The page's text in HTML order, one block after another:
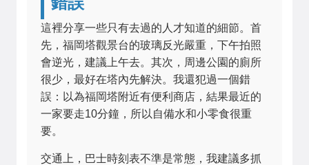
這裡分享一些只有去過的人才知道的細節。首
先，福岡塔觀景台的玻璃反光嚴重，下午拍照
會逆光，建議上午去。其次，周邊公園的廁所
很少，最好在塔內先解決。我還犯過一個錯
誤：以為福岡塔附近有便利商店，結果最近的
一家要走10分鐘，所以自備水和小零食很重
要。
交通上，巴士時刻表不準是常態，我建議多抓